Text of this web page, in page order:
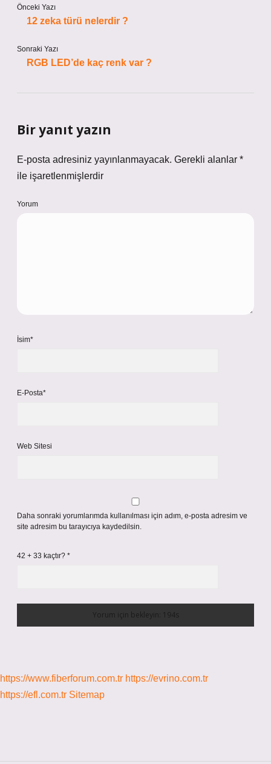
Önceki Yazı
12 zeka türü nelerdir ?
Sonraki Yazı
RGB LED’de kaç renk var ?
Bir yanıt yazın
E-posta adresiniz yayınlanmayacak. Gerekli alanlar *
ile işaretlenmişlerdir
Yorum
İsim*
E-Posta*
Web Sitesi
Daha sonraki yorumlarımda kullanılması için adım, e-posta adresim ve
site adresim bu tarayıcıya kaydedilsin.
42 + 33 kaçtır? *
https://www.fiberforum.com.tr https://evrino.com.tr
https://efl.com.tr Sitemap